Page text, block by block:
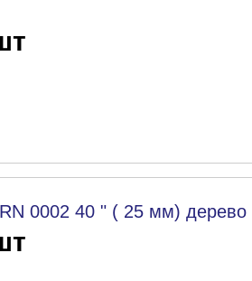
0002 40 " ( 25 мм) дерево